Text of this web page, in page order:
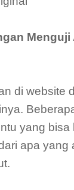
di website
yang
apa yang